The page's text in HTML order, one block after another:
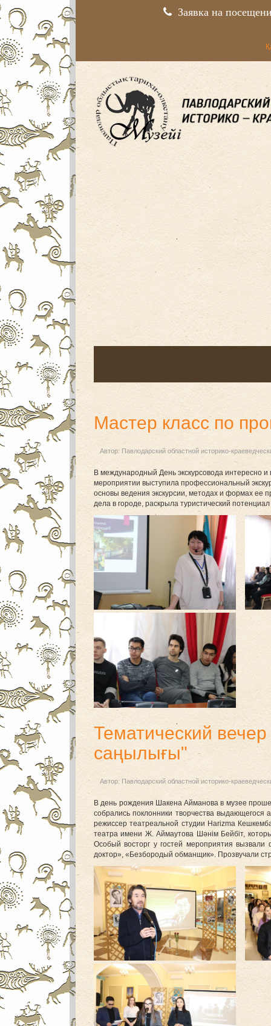
Заявка на
Мастер класс по
Автор: Павлодарский областной историко-
В международный День экскурсовода интересно
мероприятии выступила профессиональный
основы ведения экскурсии, методах и формах ее
дела в городе, раскрыла туристический
Тематический
саңылығы"
Автор: Павлодарский областной историко-
В день рождения Шакена Айманова в музее
собрались поклонники творчества выдающегося
режиссер театреальной студии Harizma
театра имени Ж. Аймаутова Шәнім Бейбіт,
Особый восторг у гостей мероприятия
доктор», «Безбородый обманщик». Прозвучали